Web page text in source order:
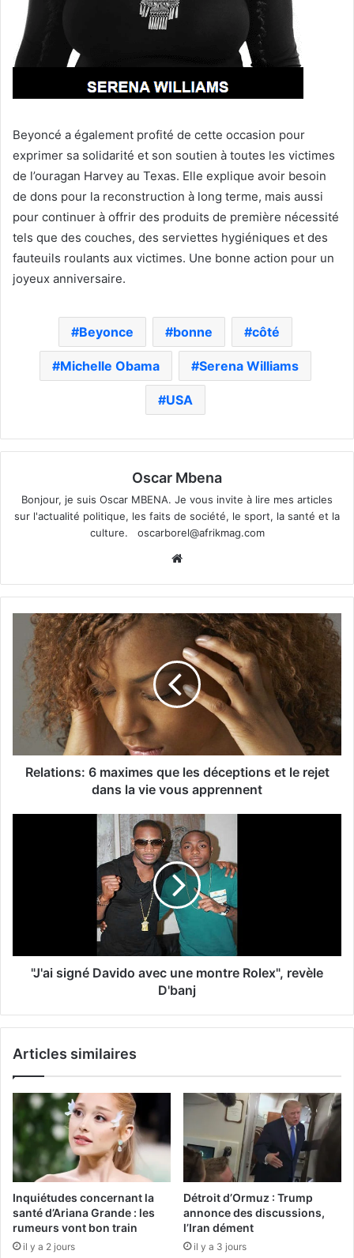
Beyoncé a également profité de cette occasion pour
exprimer sa solidarité et son soutien à toutes les victimes
de l’ouragan Harvey au Texas. Elle explique avoir besoin
de dons pour la reconstruction à long terme, mais aussi
pour continuer à offrir des produits de première nécessité
tels que des couches, des serviettes hygiéniques et des
fauteuils roulants aux victimes. Une bonne action pour un
joyeux anniversaire.
Beyonce bonne côté
Michelle Obama Serena Williams
USA
Oscar Mbena
Bonjour, je suis Oscar MBENA. Je vous invite à lire mes articles
sur l'actualité politique, les faits de société, le sport, la santé et la
culture. oscarborel@afrikmag.com
Relations: 6 maximes que les déceptions et le rejet
dans la vie vous apprennent
"J'ai signé Davido avec une montre Rolex", revèle
D'banj
Articles similaires
Inquiétudes concernant la
santé d’Ariana Grande : les
rumeurs vont bon train
il y a 2 jours
Détroit d’Ormuz : Trump
annonce des discussions,
l’Iran dément
il y a 3 jours